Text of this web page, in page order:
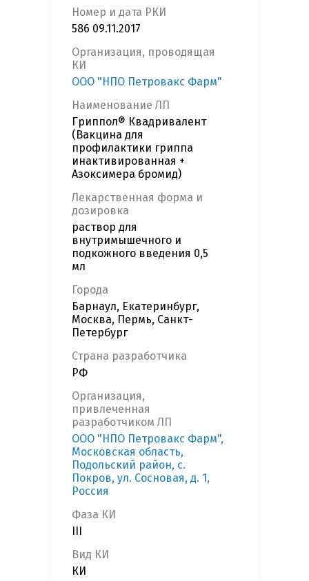
Номер и дата РКИ
586 09.11.2017
Организация, проводящая
КИ
ООО "НПО Петровакс Фарм"
Наименование ЛП
Гриппол® Квадривалент
(Вакцина для
профилактики гриппа
инактивированная +
Азоксимера бромид)
Лекарственная форма и
дозировка
раствор для
внутримышечного и
подкожного введения 0,5
мл
Города
Барнаул, Екатеринбург,
Москва, Пермь, Санкт-
Петербург
Страна разработчика
РФ
Организация,
привлеченная
разработчиком ЛП
ООО "НПО Петровакс Фарм",
Московская область,
Подольский район, с.
Покров, ул. Сосновая, д. 1,
Россия
Фаза КИ
Вид КИ
КИ